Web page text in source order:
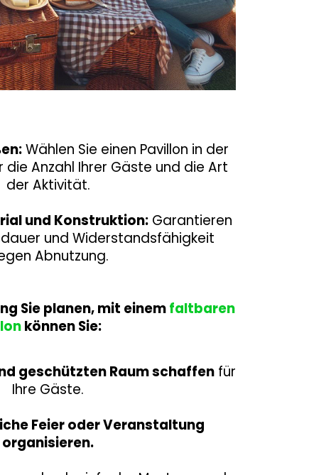
Wählen Sie einen Pavillon in der
Anzahl Ihrer Gäste und die Art
der Aktivität.
und Konstruktion:Garantieren
und Widerstandsfähigkeit
Abnutzung.
Sie planen, mit einemfaltbaren
können Sie:
geschützten Raum schaffen für
Ihre Gäste.
Feier oder Veranstaltung
organisieren.